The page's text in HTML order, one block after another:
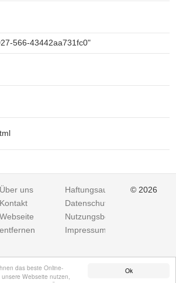
Ok
das beste Online-
Webseite nutzen,
566-43442aa731fc0"
Über uns
Kontakt
Webseite
entfernen
Haftungsausschluss
Datenschutz
Nutzungsbedingungen
Impressum
© 2026